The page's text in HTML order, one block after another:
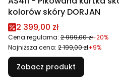
kolorów skóry DORJAN
Cena promocyjna
2 399,00 zł
Cena regularna: 2 999,00 zł-20%
Najniższa cena: 2 199,00 zł+9%
Zobacz produkt